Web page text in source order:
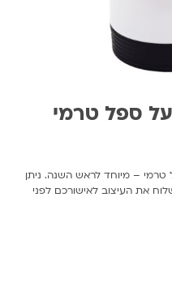
ספל טרמי
טרמי – מיוחד לראש השנה. ניתן
לשלוח את העיצוב לאישורכם לפני